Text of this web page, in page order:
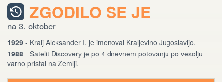
ZGODILO SE JE
na 3. oktober
1929 - Kralj Aleksander I. je imenoval Kraljevino Jugoslavijo.
1988 - Satelit Discovery je po 4 dnevnem potovanju po vesolju
varno pristal na Zemlji.